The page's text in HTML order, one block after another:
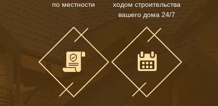
по местности
ходом строительства
вашего дома 24/7